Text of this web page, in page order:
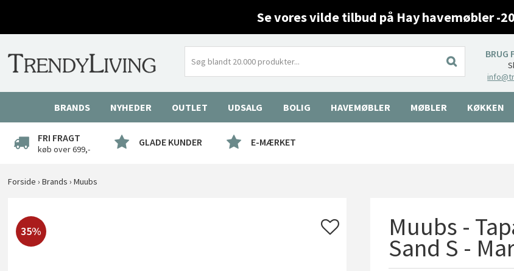
Se vores vilde tilbud på Hay havemøbler -
BRUG
BRANDS NYHEDER OUTLET UDSALG BOLIG HAVEMØBLER MØBLER KØKKEN
FRI FRAGT
køb over 699,-
GLADE KUNDER E-MÆRKET
Forside ›Brands ›Muubs
35% Muubs -
Sand S -